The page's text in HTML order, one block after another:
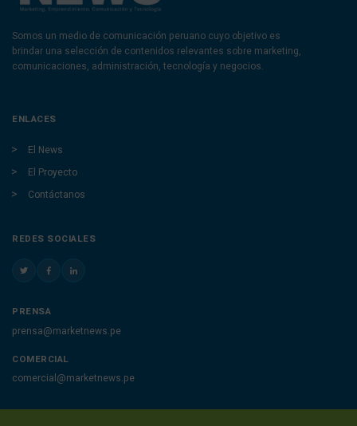
Somos un medio de comunicación peruano cuyo objetivo es
brindar una selección de contenidos relevantes sobre marketing,
comunicaciones, administración, tecnología y negocios.
ENLACES
El News
El Proyecto
Contáctanos
REDES SOCIALES
PRENSA
prensa@marketnews.pe
COMERCIAL
comercial@marketnews.pe